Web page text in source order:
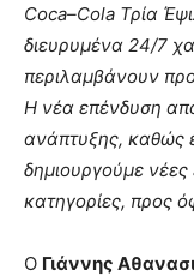
Coca–Cola Τρία
διευρυμένα 24/7
περιλαμβάνουν
Η νέα επένδυση
ανάπτυξης, καθώς
δημιουργούμε
κατηγορίες, προς
Ο Γιάννης